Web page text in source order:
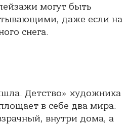
могут быть
даже если на
снега.
Детство» художника
в себе два мира:
внутри дома, а